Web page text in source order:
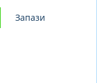
Запази